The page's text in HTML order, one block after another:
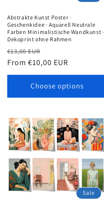
Abstrakte Kunst Poster ·
Geschenkidee · Aquarell Neutrale
Farben Minimalistische Wandkunst ·
Dekoprint ohne Rahmen
Regular
price
€13,00 EUR
price
From €10,00 EUR
Choose options
Sale